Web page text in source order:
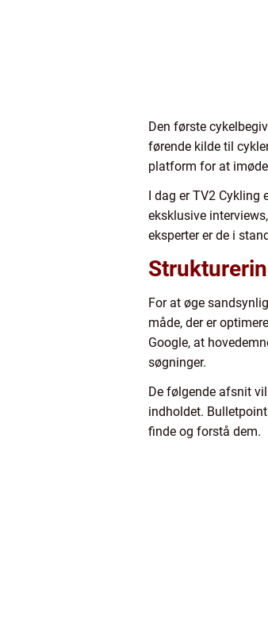
Den første
førende kilde til
platform for at
I dag er TV2
eksklusive
eksperter er de i
For at øge
måde, der er
Google, at
søgninger.
De følgende afsnit
indholdet.
finde og forstå dem.